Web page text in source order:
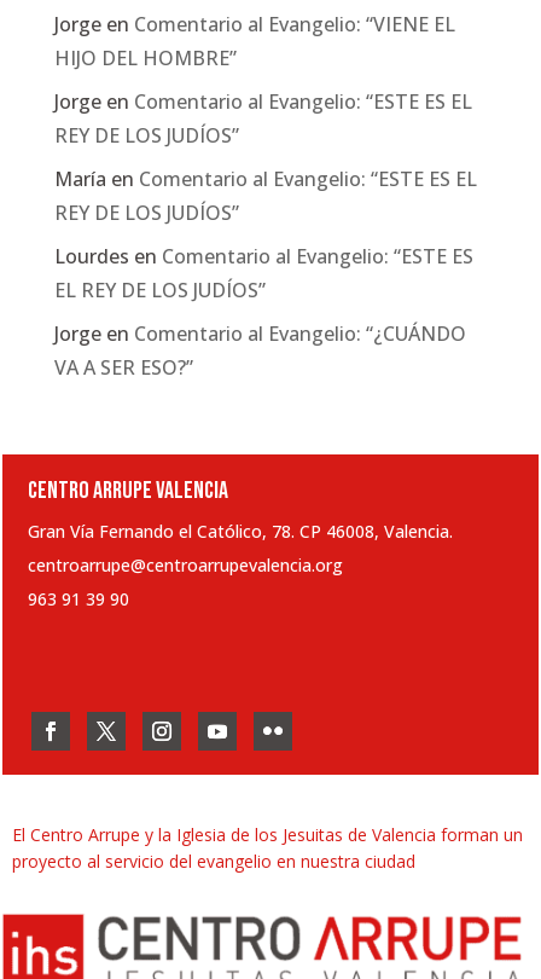
Jorgeen Comentario al Evangelio: “VIENE EL
HIJO DEL HOMBRE”
Jorgeen Comentario al Evangelio: “ESTE ES EL
REY DE LOS JUDÍOS”
María en Comentario al Evangelio: “ESTE ES EL
REY DE LOS JUDÍOS”
Lourdes en Comentario al Evangelio: “ESTE ES
EL REY DE LOS JUDÍOS”
Jorgeen Comentario al Evangelio: “¿CUÁNDO
VA A SER ESO?”
CENTRO ARRUPE VALENCIA
Gran Vía Fernando el Católico, 78. CP 46008, Valencia.
centroarrupe@centroarrupevalencia.org
963 91 39 90
El Centro Arrupe y la Iglesia de los Jesuitas de Valencia forman un
proyecto al servicio del evangelio en nuestra ciudad